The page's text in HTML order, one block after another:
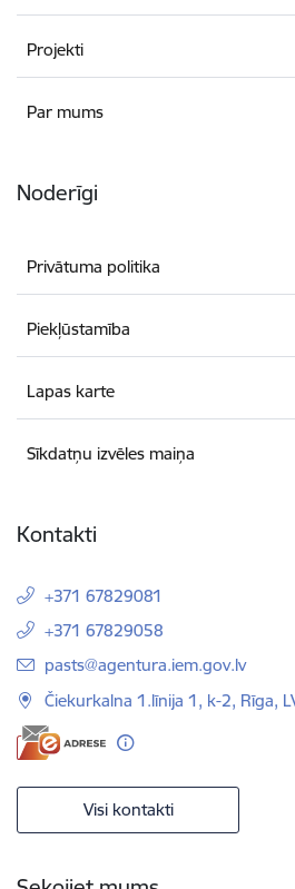
Projekti
Par mums
Noderīgi
Privātuma politika
Piekļūstamība
Lapas karte
Sīkdatņu izvēles maiņa
Kontakti
+371 67829081
+371 67829058
E-pasts:
pasts@agentura.iem.gov.lv
Čiekurkalna 1.līnija 1, k-2, Rīga,
Visi kontakti